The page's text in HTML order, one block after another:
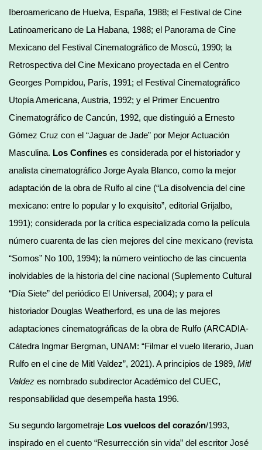
Iberoamericano de Huelva, España, 1988; el Festival de Cine
Latinoamericano de La Habana, 1988; el Panorama de Cine
Mexicano del Festival Cinematográfico de Moscú, 1990; la
Retrospectiva del Cine Mexicano proyectada en el Centro
Georges Pompidou, París, 1991; el Festival Cinematográfico
Utopía Americana, Austria, 1992; y el Primer Encuentro
Cinematográfico de Cancún, 1992, que distinguió a Ernesto
Gómez Cruz con el “Jaguar de Jade” por Mejor Actuación
Masculina. Los Confines es considerada por el historiador y
analista cinematográfico Jorge Ayala Blanco, como la mejor
adaptación de la obra de Rulfo al cine (“La disolvencia del cine
mexicano: entre lo popular y lo exquisito”, editorial Grijalbo,
1991); considerada por la crítica especializada como la película
número cuarenta de las cien mejores del cine mexicano (revista
“Somos” No 100, 1994); la número veintiocho de las cincuenta
inolvidables de la historia del cine nacional (Suplemento Cultural
“Día Siete” del periódico El Universal, 2004); y para el
historiador Douglas Weatherford, es una de las mejores
adaptaciones cinematográficas de la obra de Rulfo (ARCADIA-
Cátedra Ingmar Bergman, UNAM: “Filmar el vuelo literario, Juan
Rulfo en el cine de Mitl Valdez”, 2021). A principios de 1989, Mitl
Valdez es nombrado subdirector Académico del CUEC,
responsabilidad que desempeña hasta 1996.
Su segundo largometraje Los vuelcos del corazón/1993,
inspirado en el cuento “Resurrección sin vida” del escritor José